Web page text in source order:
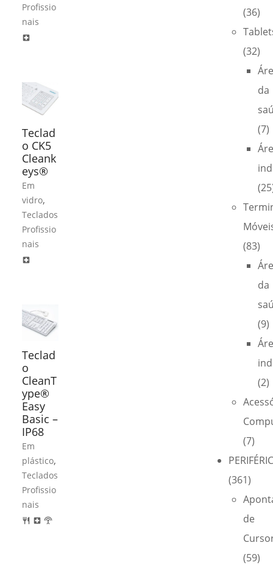
Profissio
nais
local_hospital
Teclad
o CK5
Cleank
eys®
Em
vidro,
Teclados
Profissio
nais
local_hospital
Teclad
o
CleanT
ype®
Easy
Basic –
IP68
Em
plástico,
Teclados
Profissio
nais
restaurant local_hospital settings_input_antenna
(36)
(32)
da
(7)
(83)
da
(9)
(2)
(7)
(361)
de
(59)